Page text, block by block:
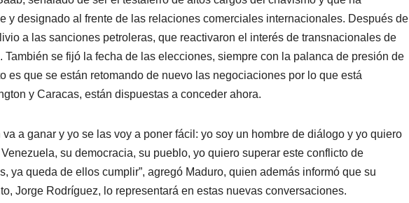
y designado al frente de las relaciones comerciales internacionales. Después de
a las sanciones petroleras, que reactivaron el interés de transnacionales de
se fijó la fecha de las elecciones, siempre con la palanca de presión de
es que se están retomando de nuevo las negociaciones por lo que está
y Caracas, están dispuestas a conceder ahora.
a ganar y yo se las voy a poner fácil: yo soy un hombre de diálogo y yo quiero
su democracia, su pueblo, yo quiero superar este conflicto de
ya queda de ellos cumplir”, agregó Maduro, quien además informó que su
Jorge Rodríguez, lo representará en estas nuevas conversaciones.